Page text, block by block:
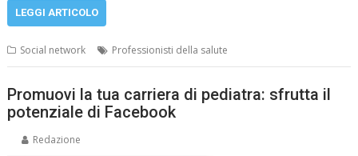
LEGGI ARTICOLO
Social network Professionisti della salute
Promuovi la tua carriera di pediatra: sfrutta il
potenziale di Facebook
Redazione